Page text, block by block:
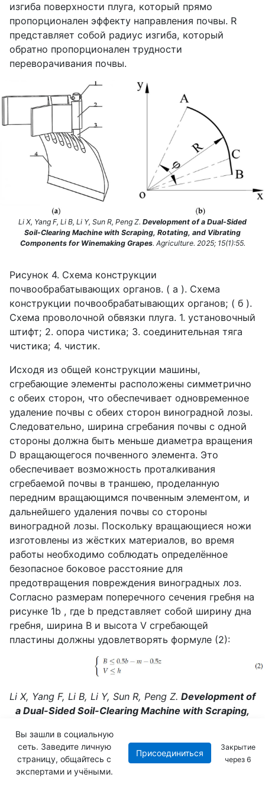
изгиба поверхности плуга, который прямо
пропорционален эффекту направления почвы. R
представляет собой радиус изгиба, который
обратно пропорционален трудности
переворачивания почвы.
Li X, Yang F, Li B, Li Y, Sun R, Peng Z. Development of a Dual-Sided
Soil-Clearing Machine with Scraping, Rotating, and Vibrating
Components for Winemaking Grapes. Agriculture. 2025; 15(1):55.
Рисунок 4. Схема конструкции
почвообрабатывающих органов. ( а ). Схема
конструкции почвообрабатывающих органов; ( б ).
Схема проволочной обвязки плуга. 1. установочный
штифт; 2. опора чистика; 3. соединительная тяга
чистика; 4. чистик.
Исходя из общей конструкции машины,
сгребающие элементы расположены симметрично
с обеих сторон, что обеспечивает одновременное
удаление почвы с обеих сторон виноградной лозы.
Следовательно, ширина сгребания почвы с одной
стороны должна быть меньше диаметра вращения
D вращающегося почвенного элемента. Это
обеспечивает возможность проталкивания
сгребаемой почвы в траншею, проделанную
передним вращающимся почвенным элементом, и
дальнейшего удаления почвы со стороны
виноградной лозы. Поскольку вращающиеся ножи
изготовлены из жёстких материалов, во время
работы необходимо соблюдать определённое
безопасное боковое расстояние для
предотвращения повреждения виноградных лоз.
Согласно размерам поперечного сечения гребня на
рисунке 1b , где b представляет собой ширину дна
гребня, ширина B и высота V сгребающей
пластины должны удовлетворять формуле (2):
Li X, Yang F, Li B, Li Y, Sun R, Peng Z. Development of
a Dual-Sided Soil-Clearing Machine with Scraping,
Grapes. Agriculture. 2025; 15(1):55.
В формуле: при диаметре виноградной лозы
Вы зашли в социальную
сеть. Заведите личную
страницу, общайтесь с
экспертами и учёными.
Присоединиться
Закрытие
через5